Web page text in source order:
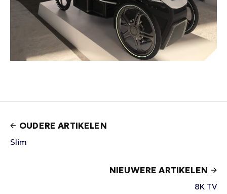
OUDERE ARTIKELEN
Slim
NIEUWERE ARTIKELEN
8K TV